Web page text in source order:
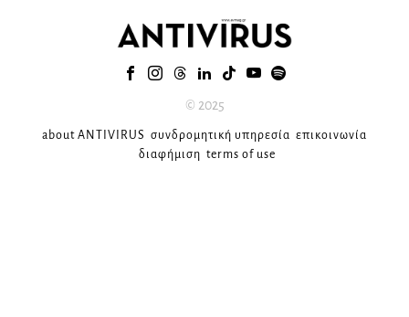
© 2025
about ANTIVIRUS συνδρομητική υπηρεσία επικοινωνία
διαφήμιση terms of use